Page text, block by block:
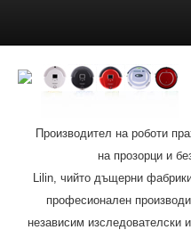
Deutsch
Português 日本語
Suomi
Hrvatski Română
íslenska
Ukrainian Slovenčina
Производител на роботи
на прозорци и
Lilin, чийто дъщерни
професионален
независим изследователски